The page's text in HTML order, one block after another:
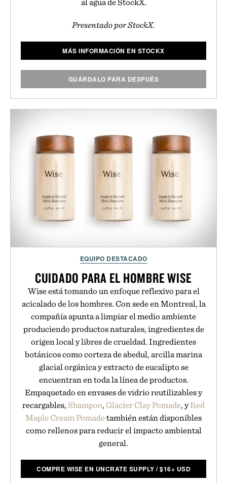
al agua de StockX.
Presentado por StockX.
MÁS INFORMACIÓN EN STOCKX
GUÁRDALO PARA DESPUÉS
EQUIPO DESTACADO
CUIDADO PARA EL HOMBRE WISE
Wise está tomando un enfoque reflexivo para el
acicalado de los hombres. Con sede en Montreal, la
compañía apunta a limpiar el medio ambiente
produciendo productos naturales, ingredientes de
origen local y libres de crueldad. Ingredientes
botánicos como corteza de abedul, arcilla marina
glacial orgánica y extracto de eucalipto se
encuentran en toda la línea de productos.
Empaquetado en envases de vidrio reutilizables y
recargables, Shampoo, Glacier Clay Pomade, yRed
Maple Cream Pomadetambién están disponibles
como rellenos para reducir el impacto ambiental
general.
COMPRE WISE EN UNCRATE SUPPLY /$16+ USD